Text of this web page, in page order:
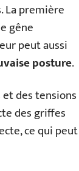
La première
gêne
peut aussi
posture.
des tensions
des griffes
ce qui peut